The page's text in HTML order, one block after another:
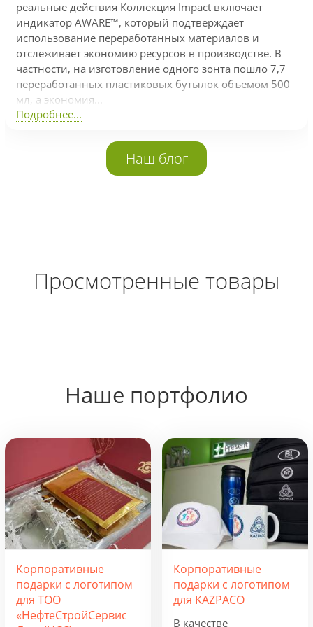
реальные действия Коллекция Impact включает
индикатор AWARE™, который подтверждает
использование переработанных материалов и
отслеживает экономию ресурсов в производстве. В
частности, на изготовление одного зонта пошло 7,7
переработанных пластиковых бутылок объемом 500
мл, а экономия...
Подробнее...
Наш блог
Просмотренные товары
Наше портфолио
Корпоративные
подарки с логотипом
для ТОО
«НефтеСтройСервис
Корпоративные
подарки с логотипом
для KAZPACO
В качестве